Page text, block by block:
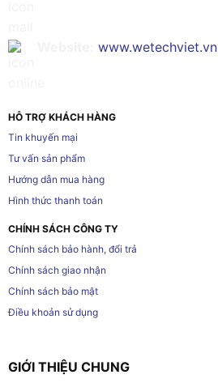
www.wetechviet.vn
HỖ TRỢ KHÁCH HÀNG
Tin khuyến mại
Tư vấn sản phẩm
Hướng dẫn mua hàng
Hình thức thanh toán
CHÍNH SÁCH CÔNG TY
Chính sách bảo hành, đổi trả
Chính sách giao nhận
Chính sách bảo mật
Điều khoản sử dụng
GIỚI THIỆU CHUNG